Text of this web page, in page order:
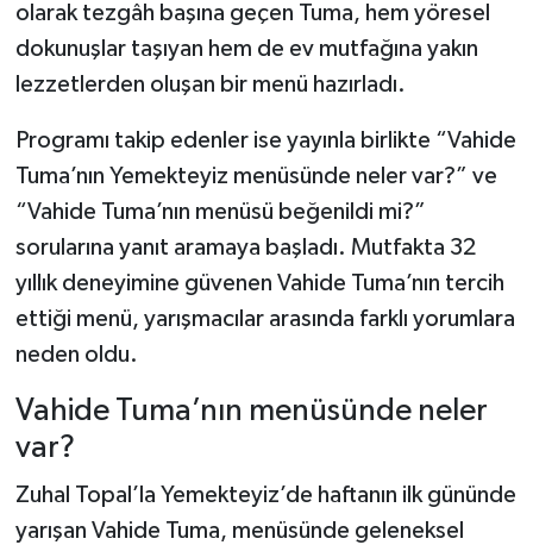
olarak tezgâh başına geçen Tuma, hem yöresel
dokunuşlar taşıyan hem de ev mutfağına yakın
lezzetlerden oluşan bir menü hazırladı.
Programı takip edenler ise yayınla birlikte “Vahide
Tuma’nın Yemekteyiz menüsünde neler var?” ve
“Vahide Tuma’nın menüsü beğenildi mi?”
sorularına yanıt aramaya başladı. Mutfakta 32
yıllık deneyimine güvenen Vahide Tuma’nın tercih
ettiği menü, yarışmacılar arasında farklı yorumlara
neden oldu.
Vahide Tuma’nın menüsünde neler
var?
Zuhal Topal’la Yemekteyiz’de haftanın ilk gününde
yarışan Vahide Tuma, menüsünde geleneksel
Pınarbaşı Haberleri
Şenpazar Haberleri
Seydiler Haberleri
Taşköprü Haberleri
Karadeniz Haberleri
Teknoloji Haberleri
Siyaset Haberleri